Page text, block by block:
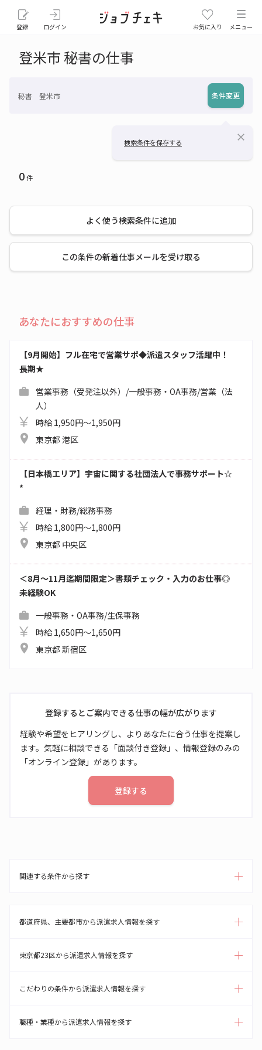
登録 ログイン お気に入り メニュー
登米市 秘書の仕事
秘書 登米市 条件変更
検索条件を保存する close
0件
よく使う検索条件に追加
この条件の新着仕事メールを受け取る
あなたにおすすめの仕事
【9月開始】フル在宅で営業サポ◆派遣スタッフ活躍中！
長期★
営業事務（受発注以外）/一般事務・OA事務/営業（法
人）
時給 1,950円～1,950円
東京都 港区
【日本橋エリア】宇宙に関する社団法人で事務サポート☆
*
経理・財務/総務事務
時給 1,800円～1,800円
東京都 中央区
＜8月～11月迄期間限定＞書類チェック・入力のお仕事◎
未経験OK
一般事務・OA事務/生保事務
時給 1,650円～1,650円
東京都 新宿区
登録するとご案内できる仕事の幅が広がります
経験や希望をヒアリングし、よりあなたに合う仕事を提案し
ます。気軽に相談できる「面談付き登録」、情報登録のみの
「オンライン登録」があります。
登録する
関連する条件から探す
都道府県、主要都市から派遣求人情報を探す
東京都23区から派遣求人情報を探す
こだわりの条件から派遣求人情報を探す
職種・業種から派遣求人情報を探す